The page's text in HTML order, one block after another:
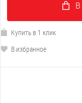
В
Купить в 1 клик
В избранное